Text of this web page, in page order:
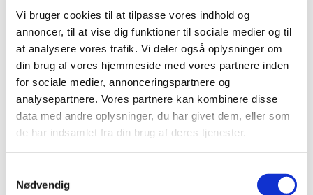
Vi bruger cookies til at tilpasse vores indhold og
annoncer, til at vise dig funktioner til sociale medier og til
at analysere vores trafik. Vi deler også oplysninger om
din brug af vores hjemmeside med vores partnere inden
for sociale medier, annonceringspartnere og
analysepartnere. Vores partnere kan kombinere disse
data med andre oplysninger, du har givet dem, eller som
de har indsamlet fra din brug af deres tjenester.
Nødvendig
I voksenkoret synger vi viser, sange, gospel og pop i
to, tre eller fire stemmer.
Alle kan være med – der er altid plads til nye!